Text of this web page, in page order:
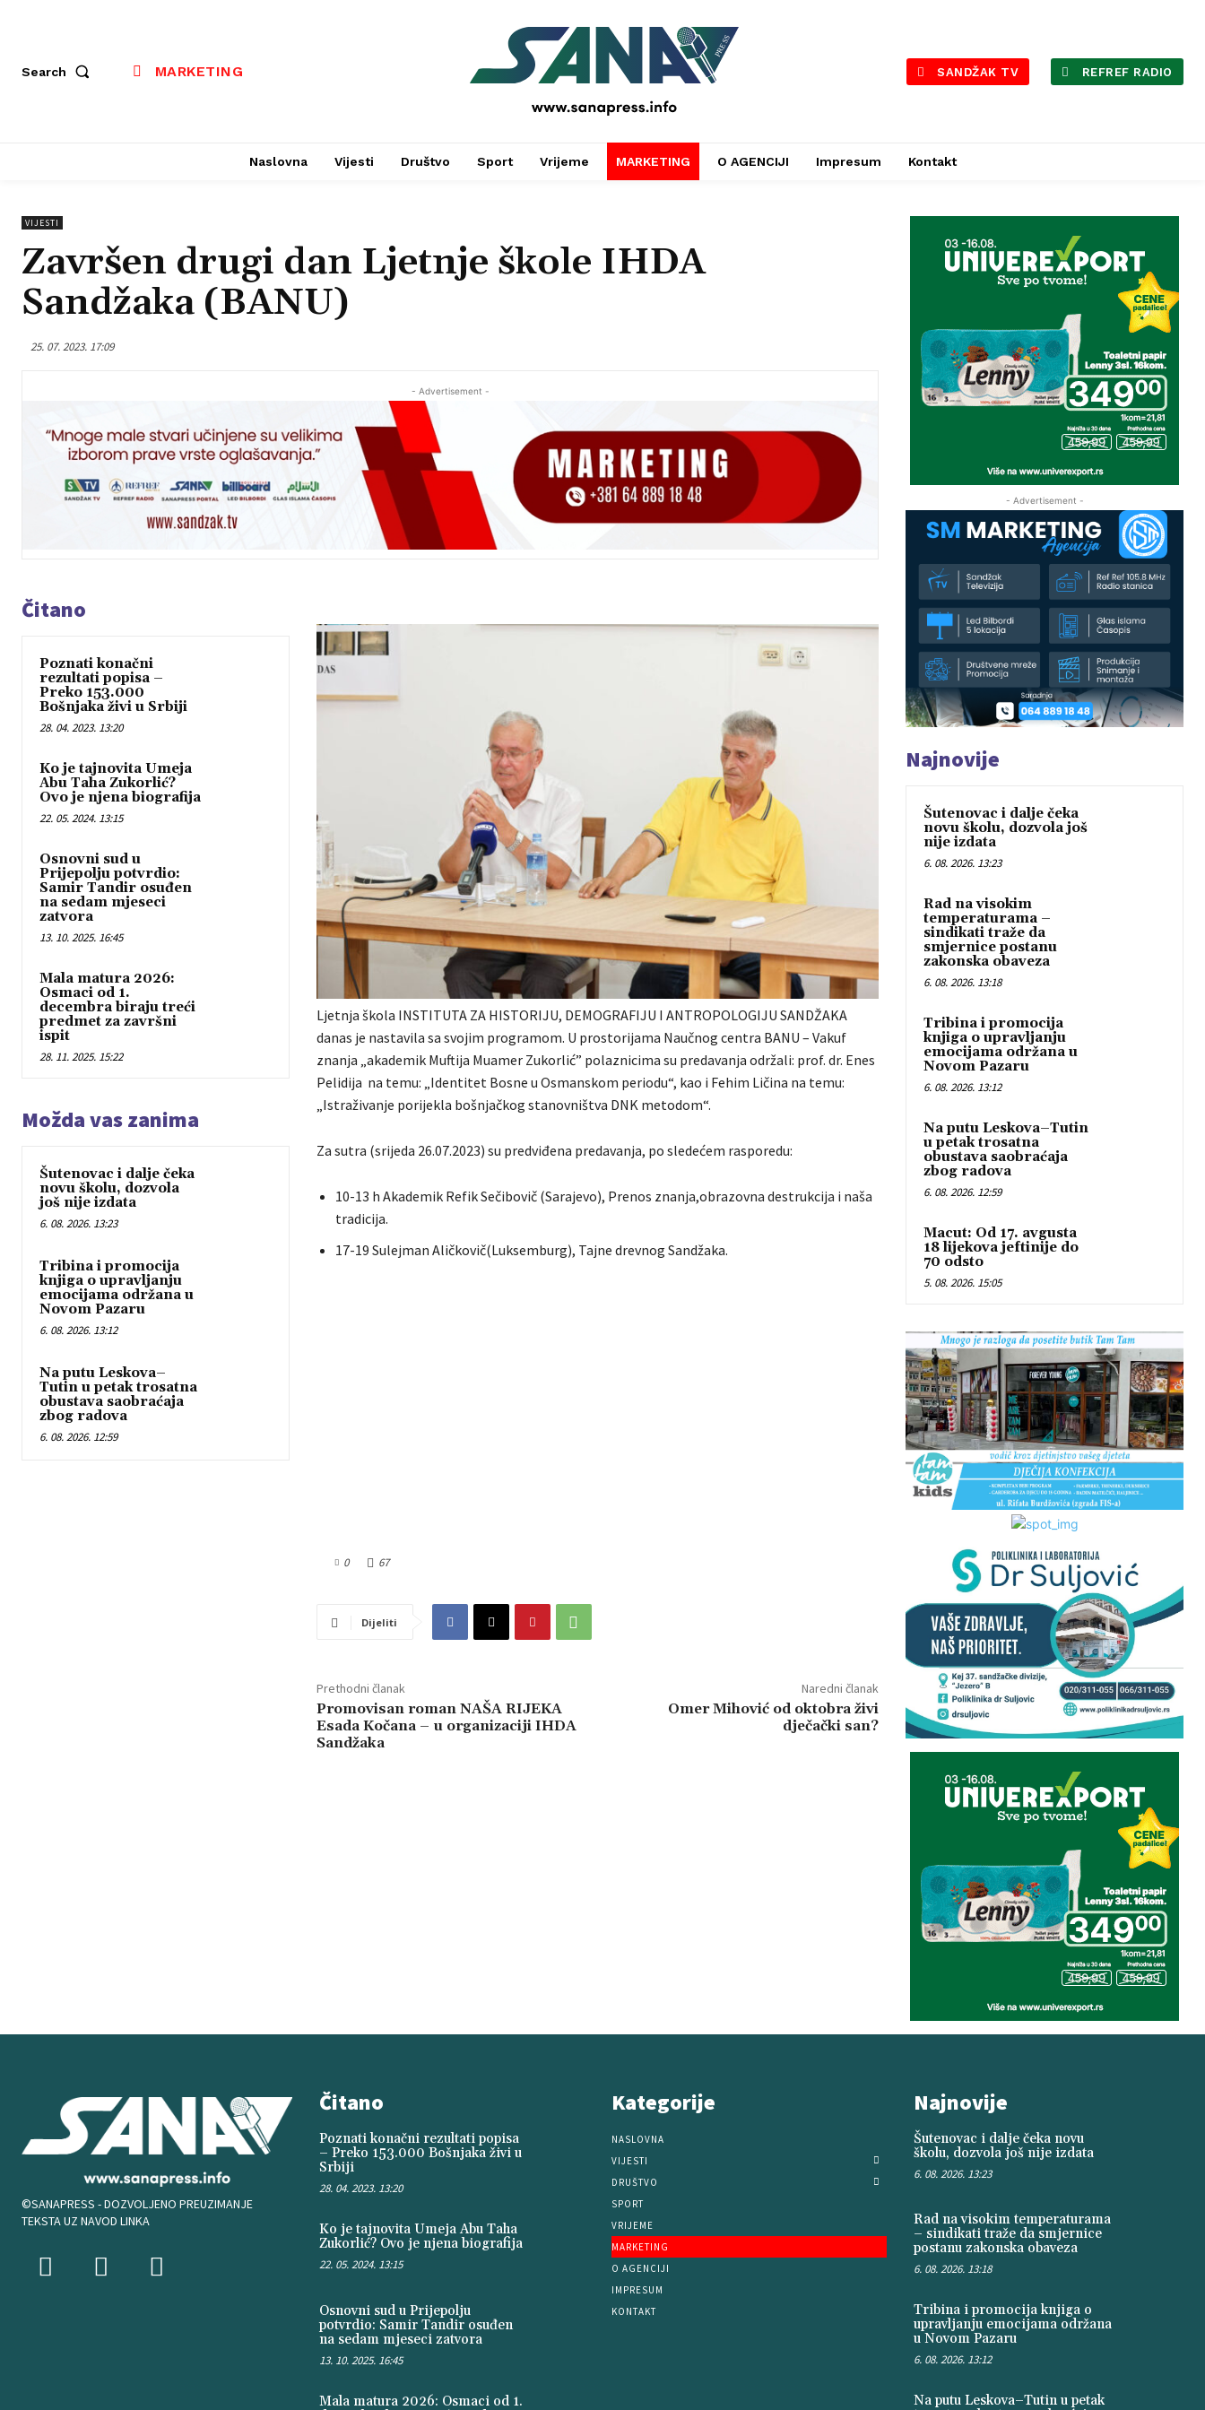
Search MARKETING
PRESS
SANDŽAK TV REFREF RADIO
Naslovna Vijesti Društvo Sport Vrijeme MARKETING O AGENCIJI Impresum Kontakt
VIJESTI
Završen drugi dan Ljetnje škole IHDA
Sandžaka (BANU)
25. 07. 2023. 17:09
- Advertisement -
Čitano
Poznati konačni
rezultati popisa –
Preko 153.000
Bošnjaka živi u Srbiji
28. 04. 2023. 13:20
Ko je tajnovita Umeja
Abu Taha Zukorlić?
Ovo je njena biografija
22. 05. 2024. 13:15
Osnovni sud u
Prijepolju potvrdio:
Samir Tandir osuđen
na sedam mjeseci
zatvora
13. 10. 2025. 16:45
Mala matura 2026:
Osmaci od 1.
decembra biraju treći
predmet za završni
ispit
28. 11. 2025. 15:22
Možda vas zanima
Šutenovac i dalje čeka
novu školu, dozvola
još nije izdata
6. 08. 2026. 13:23
Tribina i promocija
knjiga o upravljanju
emocijama održana u
Novom Pazaru
6. 08. 2026. 13:12
Na putu Leskova–
Tutin u petak trosatna
obustava saobraćaja
zbog radova
6. 08. 2026. 12:59
Ljetnja škola INSTITUTA ZA HISTORIJU, DEMOGRAFIJU I ANTROPOLOGIJU SANDŽAKA
danas je nastavila sa svojim programom. U prostorijama Naučnog centra BANU – Vakuf
znanja „akademik Muftija Muamer Zukorlić” polaznicima su predavanja održali: prof. dr. Enes
Pelidija na temu: „Identitet Bosne u Osmanskom periodu“, kao i Fehim Ličina na temu:
„Istraživanje porijekla bošnjačkog stanovništva DNK metodom“.
Za sutra (srijeda 26.07.2023) su predviđena predavanja, po sledećem rasporedu:
10-13 h Akademik Refik Sečibovič (Sarajevo), Prenos znanja,obrazovna destrukcija i naša
tradicija.
17-19 Sulejman Aličkovič(Luksemburg), Tajne drevnog Sandžaka.
0 67
Dijeliti
Prethodni članak
Promovisan roman NAŠA RIJEKA
Esada Kočana – u organizaciji IHDA
Sandžaka
Naredni članak
Omer Mihović od oktobra živi
dječački san?
- Advertisement -
Najnovije
Šutenovac i dalje čeka
novu školu, dozvola još
nije izdata
6. 08. 2026. 13:23
Rad na visokim
temperaturama –
sindikati traže da
smjernice postanu
zakonska obaveza
6. 08. 2026. 13:18
Tribina i promocija
knjiga o upravljanju
emocijama održana u
Novom Pazaru
6. 08. 2026. 13:12
Na putu Leskova–Tutin
u petak trosatna
obustava saobraćaja
zbog radova
6. 08. 2026. 12:59
Macut: Od 17. avgusta
18 lijekova jeftinije do
70 odsto
5. 08. 2026. 15:05
©SANAPRESS - DOZVOLJENO PREUZIMANJE
TEKSTA UZ NAVOD LINKA
Čitano
Poznati konačni rezultati popisa
– Preko 153.000 Bošnjaka živi u
Srbiji
28. 04. 2023. 13:20
Ko je tajnovita Umeja Abu Taha
Zukorlić? Ovo je njena biografija
22. 05. 2024. 13:15
Osnovni sud u Prijepolju
potvrdio: Samir Tandir osuđen
na sedam mjeseci zatvora
13. 10. 2025. 16:45
Mala matura 2026: Osmaci od 1.
Kategorije
NASLOVNA
VIJESTI
DRUŠTVO
SPORT
VRIJEME
MARKETING
O AGENCIJI
IMPRESUM
KONTAKT
Najnovije
Šutenovac i dalje čeka novu
školu, dozvola još nije izdata
6. 08. 2026. 13:23
Rad na visokim temperaturama
– sindikati traže da smjernice
postanu zakonska obaveza
6. 08. 2026. 13:18
Tribina i promocija knjiga o
upravljanju emocijama održana
u Novom Pazaru
6. 08. 2026. 13:12
Na putu Leskova–Tutin u petak